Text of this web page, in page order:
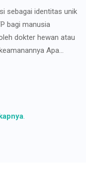
sebagai identitas unik
bagi manusia
dokter hewan atau
Apa...